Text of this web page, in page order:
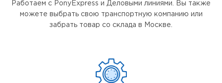
Работаем с PonyExpress и Деловыми линиями. Вы также
можете выбрать свою транспортную компанию или
забрать товар со склада в Москве.